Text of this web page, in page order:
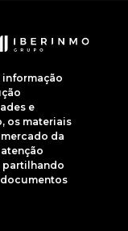
informação
e
os materiais
da
partilhando